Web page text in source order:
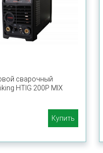
сварочный
HTIG 200P MIX
Купить